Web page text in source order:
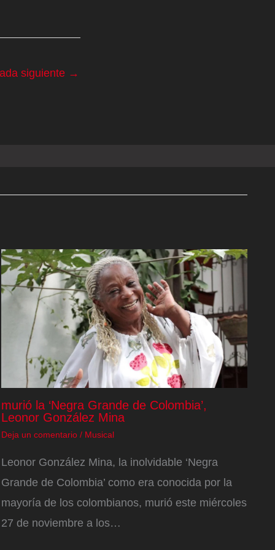
siguiente →
murió la ‘Negra Grande de Colombia’,
Leonor González Mina
Deja un comentario / Musical
Leonor González Mina, la inolvidable ‘Negra
Grande de Colombia’ como era conocida por la
mayoría de los colombianos, murió este miércoles
27 de noviembre a los…